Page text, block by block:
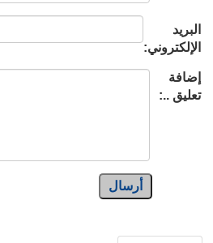
البريد
الإلكتروني:
إضافة
تعليق ..:
أرسال